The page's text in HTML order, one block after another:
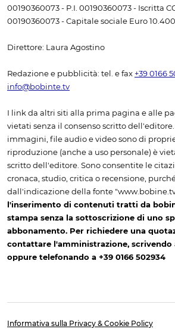
00190360073 - P.I. 00190360073 - Iscritta
00190360073 - Capitale sociale Euro
Direttore: Laura Agostino
Redazione e pubblicità: tel. e fax +39 0166
info@bobinte.tv
I link da altri siti alla prima pagina e alle
vietati senza il consenso scritto
immagini, file audio e video sono di
riproduzione (anche a uso personale) è
scritto dell'editore. Sono consentite le
cronaca, studio, critica o recensione,
dall'indicazione della fonte
l'inserimento di contenuti tratti da
stampa senza la sottoscrizione di uno
abbonamento. Per richiedere una
contattare l'amministrazione, scrivendo
oppure telefonando a +39 0166 502934
Informativa sulla Privacy & Cookie Policy